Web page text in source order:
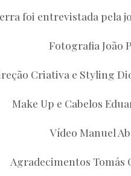
foi entrevistada pela
Fotografia João
Criativa e Styling
Make Up e Cabelos
Vídeo Manuel
Agradecimentos Tomás